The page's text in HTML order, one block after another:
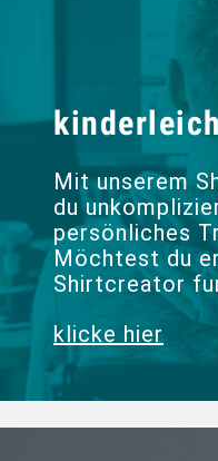
Mit unserem
du
persönliches
Möchtest du
Shirtcreator
klicke hier